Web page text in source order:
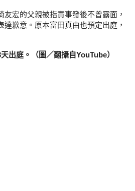
宏的父親被指責事發後不曾露面，
歉意。原本富田真由也預定出庭，
出庭。（圖／翻攝自YouTube）